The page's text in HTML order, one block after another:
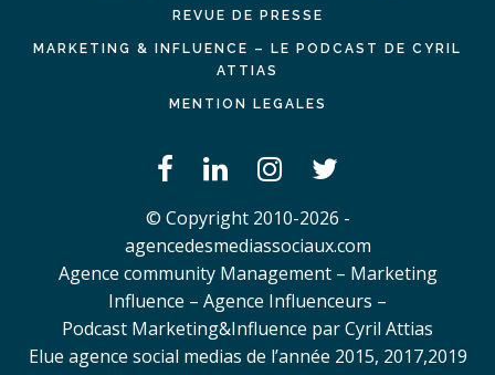
REVUE DE PRESSE
MARKETING & INFLUENCE – LE PODCAST DE CYRIL
ATTIAS
MENTION LEGALES
© Copyright 2010-2026 -
agencedesmediassociaux.com
Agence community Management – Marketing
Influence – Agence Influenceurs –
Podcast Marketing&Influence par Cyril Attias
Elue agence social medias de l’année 2015, 2017,2019